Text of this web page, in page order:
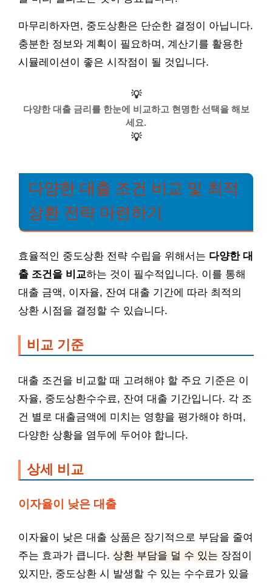
마무리하자면, 중도상환은 단순한 결정이 아닙니다.
충분한 정보와 계획이 필요하며, 계산기를 활용한
시뮬레이션이 좋은 시작점이 될 것입니다.
💡
다양한 대출 금리를 한눈에 비교하고 현명한 선택을 해보
세요.
💡
다양한 대출 조건 비교 및 최적
상환 전략 마련하기
효율적인 중도상환 전략 수립을 위해서는 다양한 대
출 조건을 비교하는 것이 필수적입니다. 이를 통해
대출 금액, 이자율, 잔여 대출 기간에 따라 최적의
상환 시점을 결정할 수 있습니다.
비교 기준
대출 조건을 비교할 때 고려해야 할 주요 기준은 이
자율, 중도상환수수료, 잔여 대출 기간입니다. 각 조
건 별로 대출금액에 미치는 영향을 평가해야 하며,
다양한 상황을 염두에 두어야 합니다.
상세 비교
이자율이 낮은 대출
이자율이 낮은 대출 상품은 장기적으로 부담을 줄여
주는 효과가 큽니다. 상환 부담을 덜 수 있는 장점이
있지만, 중도상환 시 발생할 수 있는 수수료가 있을